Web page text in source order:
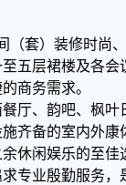
（套）装修时尚
五层裙楼及各
商务需求。
厅、韵吧、枫
齐备的室内外
休闲娱乐的至佳
专业殷勤服务，